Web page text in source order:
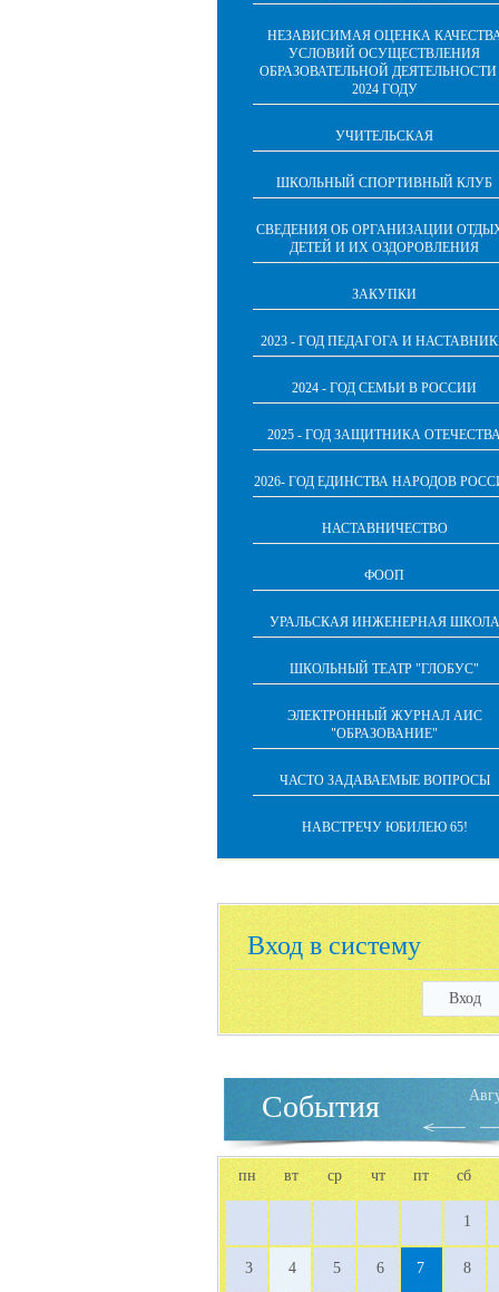
НЕЗАВИСИМАЯ ОЦЕНКА
УСЛОВИЙ ОСУЩЕСТВЛЕНИЯ
ОБРАЗОВАТЕЛЬНОЙ ДЕЯТЕЛЬНОСТИ
2024 ГОДУ
УЧИТЕЛЬСКАЯ
ШКОЛЬНЫЙ СПОРТИВНЫЙ КЛУБ
СВЕДЕНИЯ ОБ ОРГАНИЗАЦИИ
ДЕТЕЙ И ИХ ОЗДОРОВЛЕНИЯ
ЗАКУПКИ
2023 - ГОД ПЕДАГОГА И
2024 - ГОД СЕМЬИ В РОССИИ
2025 - ГОД ЗАЩИТНИКА
2026- ГОД ЕДИНСТВА НАРОДОВ
НАСТАВНИЧЕСТВО
ФООП
УРАЛЬСКАЯ ИНЖЕНЕРНАЯ ШКОЛА
ШКОЛЬНЫЙ ТЕАТР "ГЛОБУС"
ЭЛЕКТРОННЫЙ ЖУРНАЛ АИС
"ОБРАЗОВАНИЕ"
ЧАСТО ЗАДАВАЕМЫЕ ВОПРОСЫ
НАВСТРЕЧУ ЮБИЛЕЮ 65!
Вход в систему
Вход
События
пн вт ср чт пт сб
1
3 4 5 6 7 8